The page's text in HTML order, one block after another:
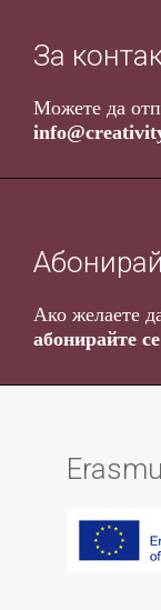
За
Можете да
Ако желаете
абонирайте